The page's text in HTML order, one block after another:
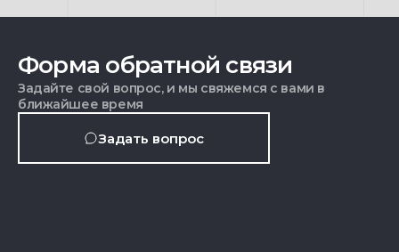
Форма обратной связи
Задайте свой вопрос, и мы свяжемся с вами в
ближайшее время
Задать вопрос